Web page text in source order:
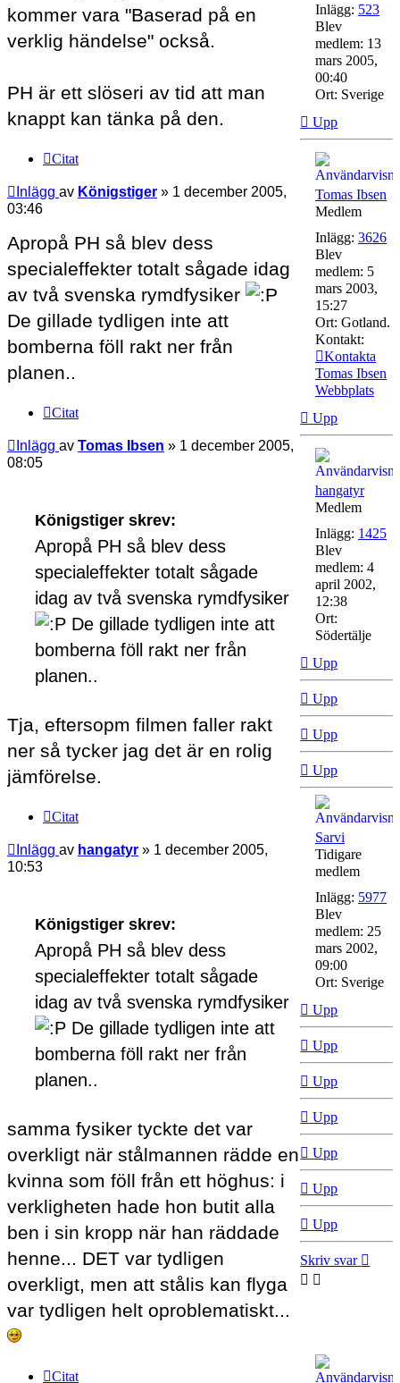
kommer vara "Baserad på en
verklig händelse" också.
PH är ett slöseri av tid att man
knappt kan tänka på den.
Inlägg: 523
Blev
medlem: 13
mars 2005,
00:40
Ort: Sverige
Citat
Inlägg av Königstiger » 1 december 2005,
03:46
Apropå PH så blev dess
specialeffekter totalt sågade idag
av två svenska rymdfysiker
De gillade tydligen inte att
bomberna föll rakt ner från
planen..
Upp
Tomas Ibsen
Medlem
Inlägg: 3626
Blev
medlem: 5
mars 2003,
15:27
Ort: Gotland.
Kontakt:
Kontakta
Tomas Ibsen
Webbplats
Citat
Inlägg av Tomas Ibsen » 1 december 2005,
08:05
Königstiger skrev:
Apropå PH så blev dess
specialeffekter totalt sågade
idag av två svenska rymdfysiker
De gillade tydligen inte att
bomberna föll rakt ner från
planen..
Tja, eftersopm filmen faller rakt
ner så tycker jag det är en rolig
jämförelse.
Upp
hangatyr
Medlem
Inlägg: 1425
Blev
medlem: 4
april 2002,
12:38
Ort:
Södertälje
Citat
Inlägg av hangatyr » 1 december 2005,
10:53
Königstiger skrev:
Apropå PH så blev dess
specialeffekter totalt sågade
idag av två svenska rymdfysiker
De gillade tydligen inte att
bomberna föll rakt ner från
planen..
samma fysiker tyckte det var
overkligt när stålmannen rädde en
kvinna som föll från ett höghus: i
verkligheten hade hon butit alla
ben i sin kropp när han räddade
henne... DET var tydligen
overkligt, men att stålis kan flyga
var tydligen helt oproblematiskt...
Upp
Sarvi
Tidigare
medlem
Inlägg: 5977
Blev
medlem: 25
mars 2002,
09:00
Ort: Sverige
Citat
Upp
Upp
Upp
Upp
Upp
Upp
Upp
Upp
Upp
Upp
Skriv svar